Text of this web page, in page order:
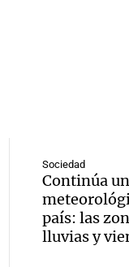
de
en
Panorama
Episodios
por
de
la
contra
Audio.
Sociedad
Continúa
país: las
lluvias y